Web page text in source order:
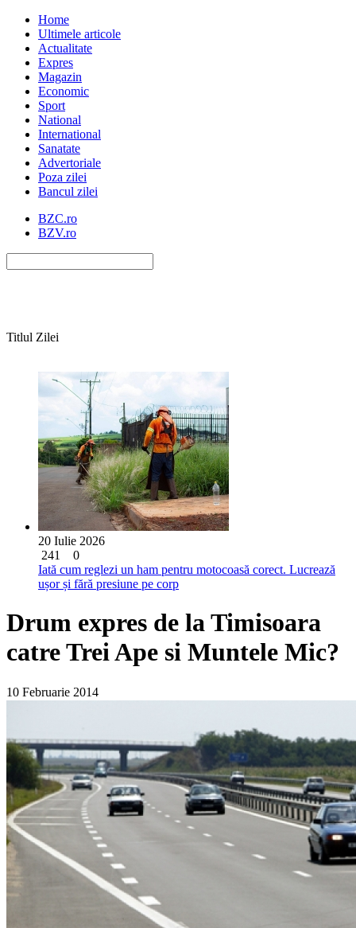
Home
Ultimele articole
Actualitate
Expres
Magazin
Economic
Sport
National
International
Sanatate
Advertoriale
Poza zilei
Bancul zilei
BZC.ro
BZV.ro
Titlul Zilei
20 Iulie 2026
241
0
Iată cum reglezi un ham pentru motocoasă corect. Lucrează
ușor și fără presiune pe corp
Drum expres de la Timisoara
catre Trei Ape si Muntele Mic?
10 Februarie 2014